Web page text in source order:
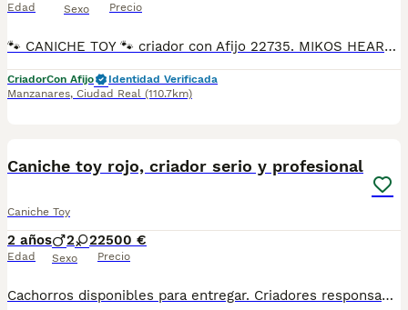
Edad Sexo Precio
🐾 CANICHE TOY 🐾 criador con Afijo 22735. MIKOS HEART Caniches Toy hembra y macho criados en ambiente familiar. Muy cariñosos, equilibrados y sociables • Afijo: MIKOS HEART • Núcleo zoológico: Sí • Criada familiar • Tamaño Toy (se pueden ver padres) 🔴 Se entrega con: •Vacunas al día • Desparasitación interna y externa • Cartilla veterinaria ✅Cachorros criados en ambiente familiar. Criador socio de la Real Sociedad Canina de España 🇪🇸 Afijo 22735 y núcleo zoológico en vigor. Ejemplares de gran calidad, de las mejores líneas actuales de la raza. Todo demostrable. Fotos y vídeos reales no adquiridos ni manipulados en redes sociales. Los cachorros se entregan con todo al día. Para más información no dude en ponerse en contacto en número de teléfono.
CriadorCon Afijo
Identidad Verificada
Manzanares, Ciudad Real (110.7km)
Caniche toy rojo, criador serio y profesional
Caniche Toy
2 años
Edad
2 2
Sexo
2500 €
Precio
Cachorros disponibles para entregar. Criadores responsables y profesionales. Desconfía de precios económicos , compraventas y demás . En nuestro criadero puedes ver a los ejemplares con sus padres y conocer dónde y cómo los criamos. Es muy importante . WEB altodelpago.es Tlf 679 67 30 10